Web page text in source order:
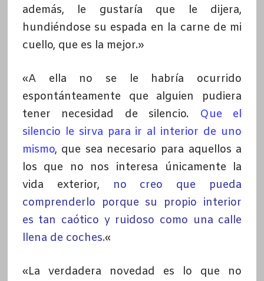
además, le gustaría que le dijera,
hundiéndose su espada en la carne de mi
cuello, que es la mejor.»
«A ella no se le habría ocurrido
espontánteamente que alguien pudiera
tener necesidad de silencio. Que el
silencio le sirva para ir al interior de uno
mismo, que sea necesario para aquellos a
los que no nos interesa únicamente la
vida exterior, no creo que pueda
comprenderlo porque su propio interior
es tan caótico y ruidoso como una calle
llena de coches.«
«La verdadera novedad es lo que no